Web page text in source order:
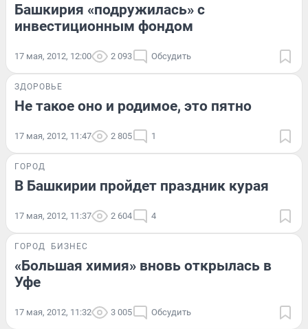
Башкирия «подружилась» с
инвестиционным фондом
17 мая, 2012, 12:00 2 093 Обсудить
ЗДОРОВЬЕ
Не такое оно и родимое, это пятно
17 мая, 2012, 11:47 2 805 1
ГОРОД
В Башкирии пройдет праздник курая
17 мая, 2012, 11:37 2 604 4
ГОРОД БИЗНЕС
«Большая химия» вновь открылась в
Уфе
17 мая, 2012, 11:32 3 005 Обсудить